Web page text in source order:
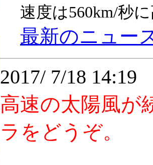
速度は560km/秒
最新のニュー
2017/ 7/18
高速の太陽風が
ラをどうぞ。